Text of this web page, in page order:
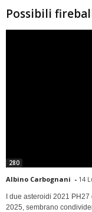
Possibili
280
Albino Carbognani - 14
I due asteroidi 2021
2025, sembrano